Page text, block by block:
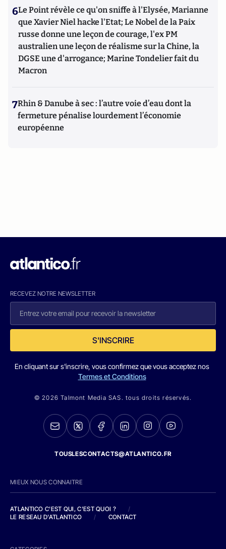
6Le Point révèle ce qu'on sniffe à l'Elysée, Marianne
que Xavier Niel hacke l'Etat; Le Nobel de la Paix
russe donne une leçon de courage, l'ex PM
australien une leçon de réalisme sur la Chine, la
DGSE une d'arrogance; Marine Tondelier fait du
Macron
7Rhin & Danube à sec : l’autre voie d’eau dont la
fermeture pénalise lourdement l’économie
européenne
RECEVEZ NOTRE NEWSLETTER
S'INSCRIRE
En cliquant sur s'inscrire, vous confirmez que vous acceptez nos
Termes et Conditions
© 2026 Talmont Media SAS. tous droits réservés.
TOUSLESCONTACTS@ATLANTICO.FR
MIEUX NOUS CONNAITRE
ATLANTICO C'EST QUI, C'EST QUOI ?
/
LE RESEAU D'ATLANTICO
/ CONTACT